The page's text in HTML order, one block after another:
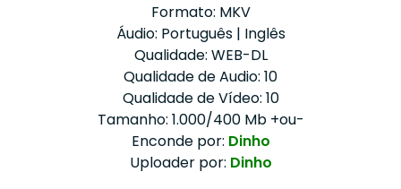
Formato: MKV
Áudio: Português | Inglês
Qualidade: WEB-DL
Qualidade de Audio: 10
Qualidade de Vídeo: 10
Tamanho: 1.000/400 Mb +ou-
Enconde por: Dinho
Uploader por: Dinho